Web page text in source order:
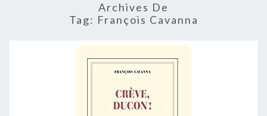
Archives De
Tag: François Cavanna